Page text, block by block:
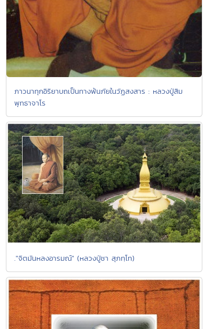
ภาวนาทุกอิริยาบถเป็นทางพ้นภัยในวัฏสงสาร : หลวงปู่สิม
พุทธาจาโร
."จิตมันหลงอารมณ์" (หลวงปู่ชา สุภทฺโท)